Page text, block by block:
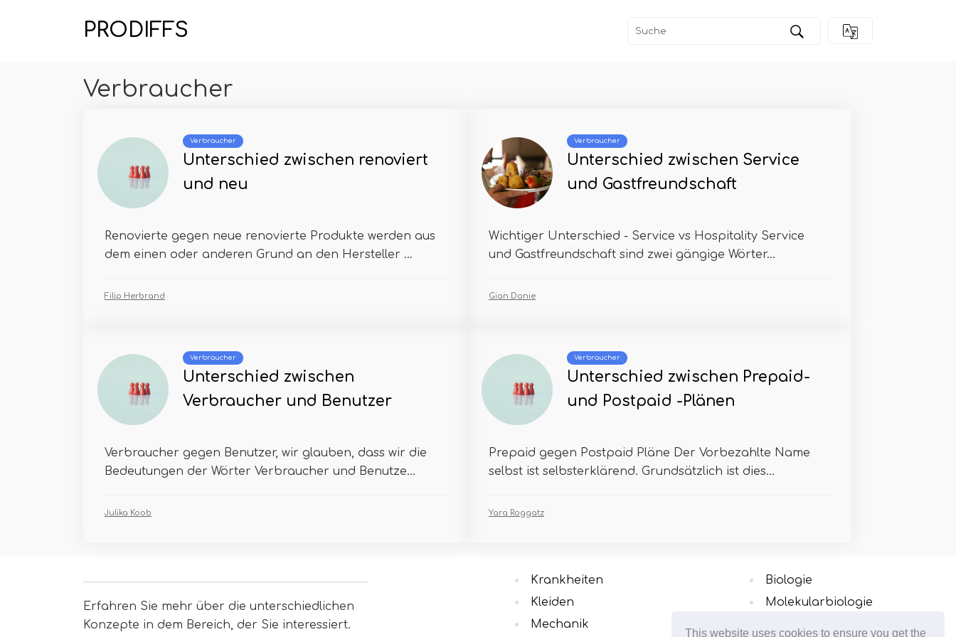
This website uses cookies to ensure you get the
PRODIFFS
Verbraucher
Verbraucher
Unterschied zwischen renoviert
und neu
Renovierte gegen neue renovierte Produkte werden aus
dem einen oder anderen Grund an den Hersteller ...
Filip Herbrand
Verbraucher
Unterschied zwischen Service
und Gastfreundschaft
Wichtiger Unterschied - Service vs Hospitality Service
und Gastfreundschaft sind zwei gängige Wörter...
Gian Donie
Verbraucher
Unterschied zwischen
Verbraucher und Benutzer
Verbraucher gegen Benutzer, wir glauben, dass wir die
Bedeutungen der Wörter Verbraucher und Benutze...
Julika Koob
Verbraucher
Unterschied zwischen Prepaid-
und Postpaid -Plänen
Prepaid gegen Postpaid Pläne Der Vorbezahlte Name
selbst ist selbsterklärend. Grundsätzlich ist dies...
Yara Roggatz
Erfahren Sie mehr über die unterschiedlichen
Konzepte in dem Bereich, der Sie interessiert.
Krankheiten
Kleiden
Mechanik
Biologie
Molekularbiologie